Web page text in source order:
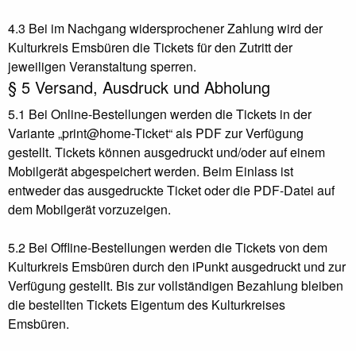
4.3 Bei im Nachgang widersprochener Zahlung wird der
Kulturkreis Emsbüren die Tickets für den Zutritt der
jeweiligen Veranstaltung sperren.
§ 5 Versand, Ausdruck und Abholung
5.1 Bei Online-Bestellungen werden die Tickets in der
Variante „print@home-Ticket“ als PDF zur Verfügung
gestellt. Tickets können ausgedruckt und/oder auf einem
Mobilgerät abgespeichert werden. Beim Einlass ist
entweder das ausgedruckte Ticket oder die PDF-Datei auf
dem Mobilgerät vorzuzeigen.
5.2 Bei Offline-Bestellungen werden die Tickets von dem
Kulturkreis Emsbüren durch den iPunkt ausgedruckt und zur
Verfügung gestellt. Bis zur vollständigen Bezahlung bleiben
die bestellten Tickets Eigentum des Kulturkreises
Emsbüren.